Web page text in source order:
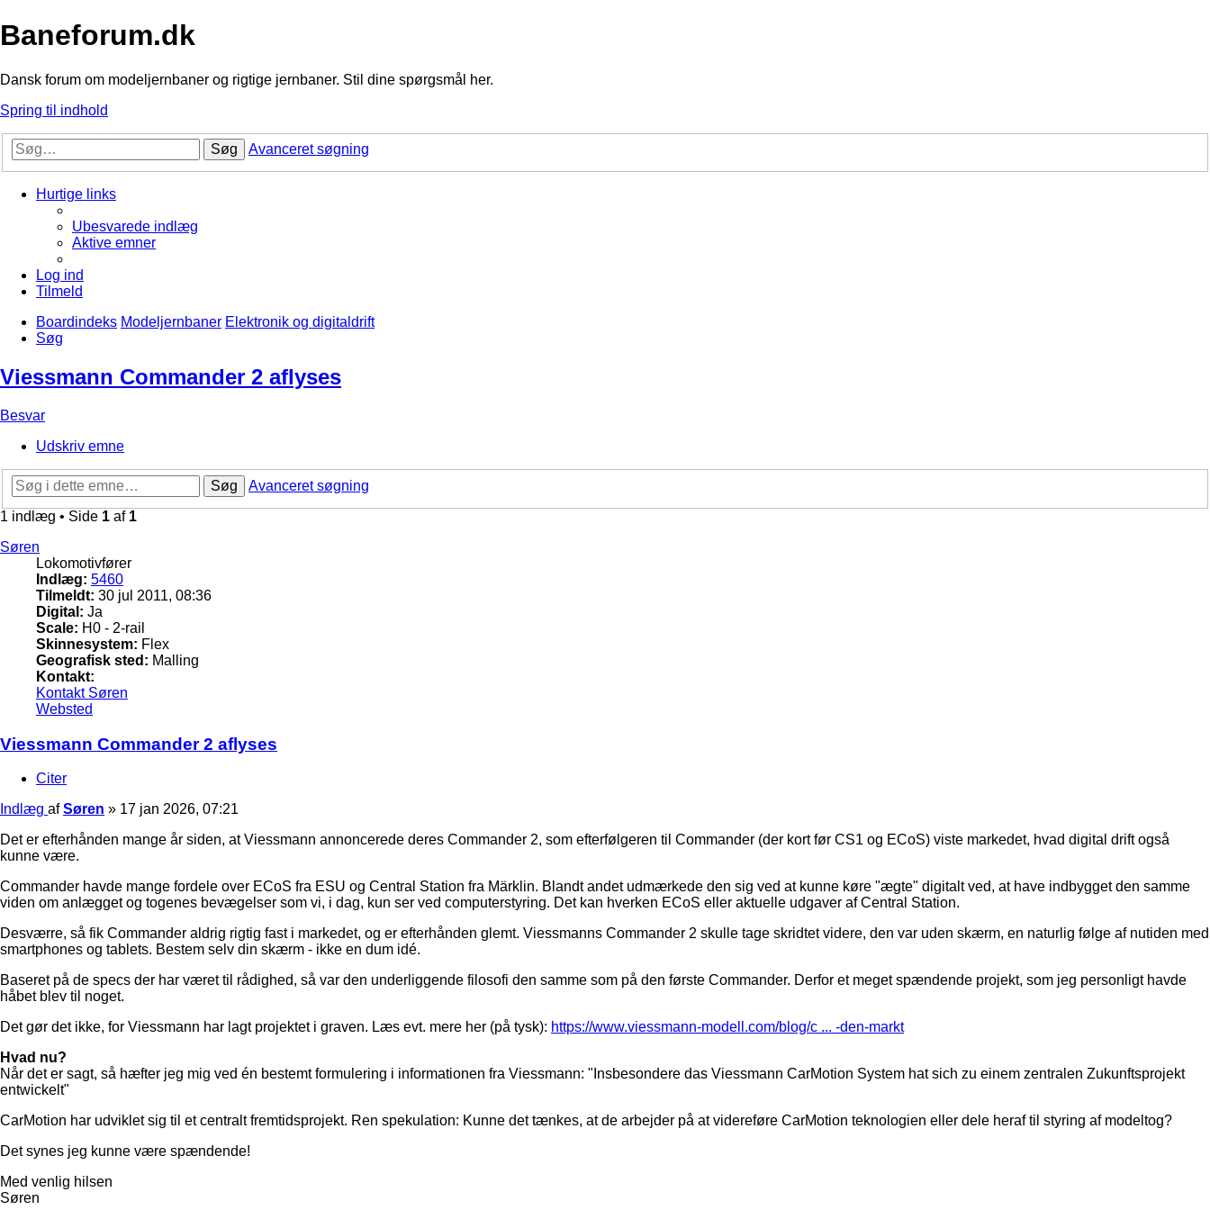
Baneforum.dk
Dansk forum om modeljernbaner og rigtige jernbaner. Stil dine spørgsmål her.
Spring til indhold
Søg Avanceret søgning
Hurtige links
Ubesvarede indlæg
Aktive emner
Log ind
Tilmeld
Boardindeks Modeljernbaner Elektronik og digitaldrift
Søg
Viessmann Commander 2 aflyses
Besvar
Udskriv emne
Søg
Avanceret søgning
1 indlæg • Side 1 af 1
Søren
Lokomotivfører
Indlæg: 5460
Tilmeldt: 30 jul 2011, 08:36
Digital: Ja
Scale: H0 - 2-rail
Skinnesystem: Flex
Geografisk sted: Malling
Kontakt:
Kontakt Søren
Websted
Viessmann Commander 2 aflyses
Citer
Indlæg afSøren » 17 jan 2026, 07:21
Det er efterhånden mange år siden, at Viessmann annoncerede deres Commander 2, som efterfølgeren til Commander (der kort før CS1 og ECoS) viste markedet, hvad digital drift også
kunne være.
Commander havde mange fordele over ECoS fra ESU og Central Station fra Märklin. Blandt andet udmærkede den sig ved at kunne køre "ægte" digitalt ved, at have indbygget den samme
viden om anlægget og togenes bevægelser som vi, i dag, kun ser ved computerstyring. Det kan hverken ECoS eller aktuelle udgaver af Central Station.
Desværre, så fik Commander aldrig rigtig fast i markedet, og er efterhånden glemt. Viessmanns Commander 2 skulle tage skridtet videre, den var uden skærm, en naturlig følge af nutiden med
smartphones og tablets. Bestem selv din skærm - ikke en dum idé.
Baseret på de specs der har været til rådighed, så var den underliggende filosofi den samme som på den første Commander. Derfor et meget spændende projekt, som jeg personligt havde
håbet blev til noget.
Det gør det ikke, for Viessmann har lagt projektet i graven. Læs evt. mere her (på tysk): https://www.viessmann-modell.com/blog/c ... -den-markt
Hvad nu?
Når det er sagt, så hæfter jeg mig ved én bestemt formulering i informationen fra Viessmann: "Insbesondere das Viessmann CarMotion System hat sich zu einem zentralen Zukunftsprojekt
entwickelt"
CarMotion har udviklet sig til et centralt fremtidsprojekt. Ren spekulation: Kunne det tænkes, at de arbejder på at videreføre CarMotion teknologien eller dele heraf til styring af modeltog?
Det synes jeg kunne være spændende!
Med venlig hilsen
Søren